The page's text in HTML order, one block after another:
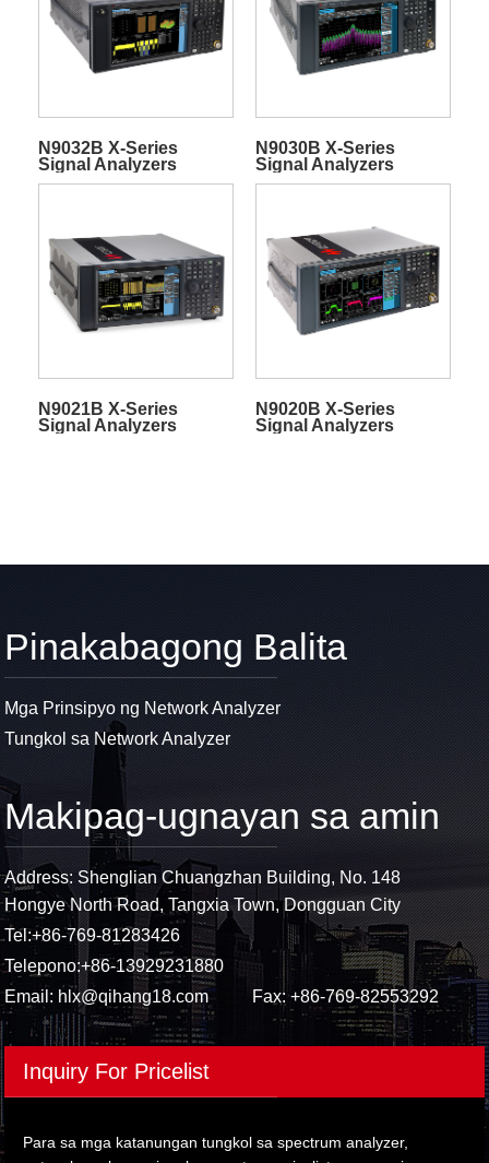
N9032B X-Series
Signal Analyzers
N9030B X-Series
Signal Analyzers
N9021B X-Series
Signal Analyzers
N9020B X-Series
Signal Analyzers
Pinakabagong Balita
Mga Prinsipyo ng Network Analyzer
Tungkol sa Network Analyzer
Makipag-ugnayan sa amin
Address: Shenglian Chuangzhan Building, No. 148
Hongye North Road, Tangxia Town, Dongguan City
Tel:+86-769-81283426
Telepono:+86-13929231880
Email: hlx@qihang18.com Fax: +86-769-82553292
Inquiry For Pricelist
Para sa mga katanungan tungkol sa spectrum analyzer,